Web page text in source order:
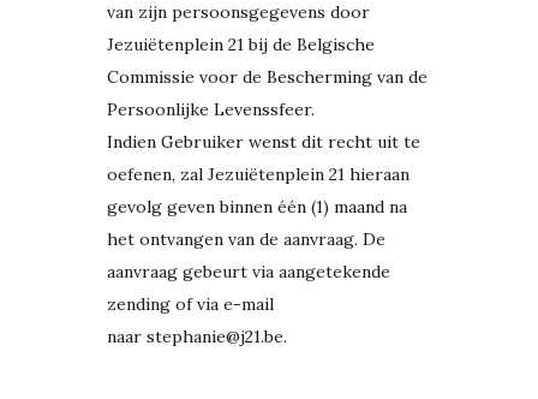
van zijn persoonsgegevens door
Jezuiëtenplein 21 bij de Belgische
Commissie voor de Bescherming van de
Persoonlijke Levenssfeer.
Indien Gebruiker wenst dit recht uit te
oefenen, zal Jezuiëtenplein 21 hieraan
gevolg geven binnen één (1) maand na
het ontvangen van de aanvraag. De
aanvraag gebeurt via aangetekende
zending of via e-mail
naar stephanie@j21.be.